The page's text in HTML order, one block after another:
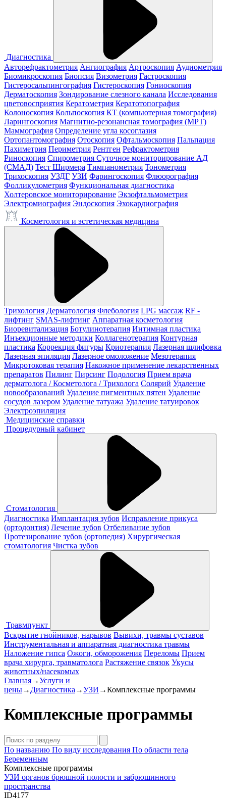
Диагностика
Авторефрактометрия Ангиография Артроскопия Аудиометрия
Биомикроскопия Биопсия Визометрия Гастроскопия
Гистеросальпингография Гистероскопия Гониоскопия
Дерматоскопия Зондирование слезного канала Исследования
цветовосприятия Кератометрия Кератотопография
Колоноскопия Кольпоскопия КТ (компьютерная томография)
Ларингоскопия Магнитно-резонансная томография (МРТ)
Маммография Определение угла косоглазия
Ортопантомография Отоскопия Офтальмоскопия Пальпация
Пахиметрия Периметрия Рентген Рефрактометрия
Риноскопия Спирометрия Суточное мониторирование АД
(СМАД) Тест Ширмера Тимпанометрия Тонометрия
Трихоскопия УЗДГ УЗИ Фарингоскопия Флюорография
Фолликулометрия Функциональная диагностика
Холтеровское мониторирование Экзофтальмометрия
Электромиография Эндоскопия Эхокардиография
Косметология и эстетическая медицина
Трихология Дерматология Флебология LPG массаж RF -
лифтинг SMAS-лифтинг Аппаратная косметология
Биоревитализация Ботулинотерапия Интимная пластика
Инъекционные методики Коллагенотерапия Контурная
пластика Коррекция фигуры Криотерапия Лазерная шлифовка
Лазерная эпиляция Лазерное омоложение Мезотерапия
Микротоковая терапия Накожное применение лекарственных
препаратов Пилинг Пирсинг Подология Прием врача
дерматолога / Косметолога / Трихолога Солярий Удаление
новообразований Удаление пигментных пятен Удаление
сосудов лазером Удаление татуажа Удаление татуировок
Электроэпиляция
Медицинские справки
Процедурный кабинет
Стоматология
Диагностика Имплантация зубов Исправление прикуса
(ортодонтия) Лечение зубов Отбеливание зубов
Протезирование зубов (ортопедия) Хирургическая
стоматология Чистка зубов
Травмпункт
Вскрытие гнойников, нарывов Вывихи, травмы суставов
Инструментальная и аппаратная диагностика травмы
Наложение гипса Ожоги, обморожения Переломы Прием
врача хирурга, травматолога Растяжение связок Укусы
животных/насекомых
Главная→Услуги и
цены→ Диагностика →УЗИ →Комплексные программы
Комплексные программы
По названию По виду исследования По области тела
Беременным
Комплексные программы
УЗИ органов брюшной полости и забрюшинного
пространства
ID4177